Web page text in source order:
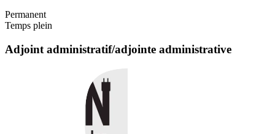
Permanent
Temps plein
Adjoint administratif/adjointe administrative